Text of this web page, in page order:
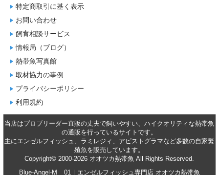
特定商取引に基く表示
お問い合わせ
飼育相談サービス
情報局（ブログ）
熱帯魚写真館
取材協力の事例
プライバシーポリシー
利用規約
当店はプロブリーダー直販の丈夫で飼いやすい、ハイクオリティな熱帯魚
の通販 を行っているサイトです。
主にエンゼルフィッシュ 、 ラミレジィ 、 アピストグラマなど多数の自家繁
殖魚を販売 しています。
Copyright© 2000-2026 オオツカ熱帯魚 All Rights Reserved.
Blue-Angel-M__01｜エンゼルフィッシュ専門店 オオツカ熱帯魚